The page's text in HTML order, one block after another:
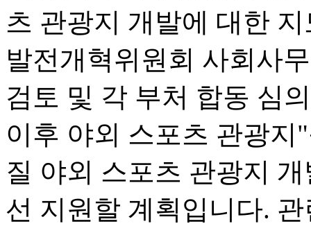
츠 관광지 개발에 대한
발전개혁위원회 사회사
검토 및 각 부처 합동 심
이후 야외 스포츠 관광지
질 야외 스포츠 관광지
선 지원할 계획입니다.